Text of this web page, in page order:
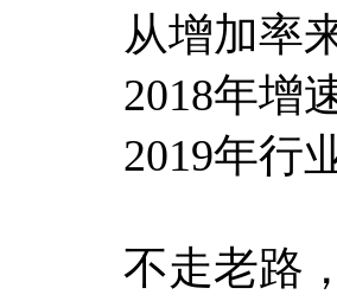
从增加率
2018年增
2019年行
不走老路